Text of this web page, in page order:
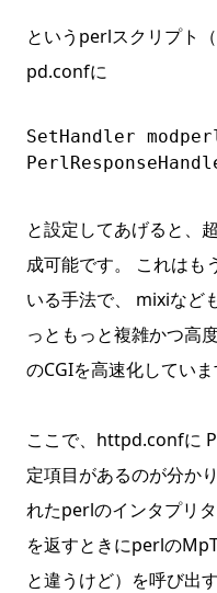
というperlスクリプト
pd.confに
SetHandler
と設定してあげると、
成可能です。 これはも
いる手法で、 mixiなど
っともっと複雑かつ高
のCGIを高速化していま
ここで、httpd.confに
定項目があるのが分か
れたperlのインタプリ
を返すときにperlの
と違うけど）を呼び出